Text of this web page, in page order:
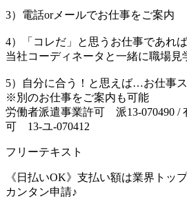
3）電話orメールでお仕事をご案内
4）「コレだ」と思うお仕事であれば
当社コーディネータと一緒に職場見
5）自分に合う！と思えば…お仕事
※別のお仕事をご案内も可能
労働者派遣事業許可 派13-070490 /
可 13-ユ-070412
フリーテキスト
《日払いOK》支払い額は業界トッ
カンタン申請♪